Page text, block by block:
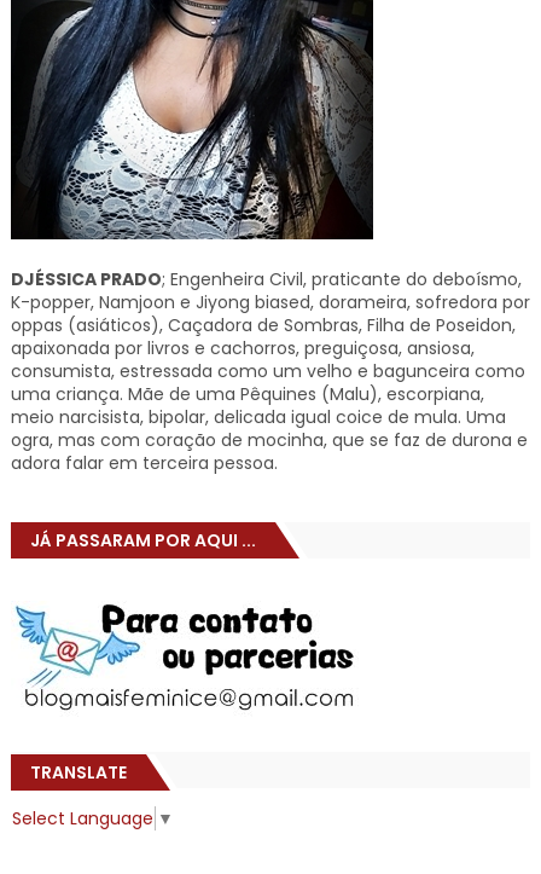
DJÉSSICA PRADO; Engenheira Civil, praticante do deboísmo,
K-popper, Namjoon e Jiyong biased, dorameira, sofredora por
oppas (asiáticos), Caçadora de Sombras, Filha de Poseidon,
apaixonada por livros e cachorros, preguiçosa, ansiosa,
consumista, estressada como um velho e bagunceira como
uma criança. Mãe de uma Pêquines (Malu), escorpiana,
meio narcisista, bipolar, delicada igual coice de mula. Uma
ogra, mas com coração de mocinha, que se faz de durona e
adora falar em terceira pessoa.
JÁ PASSARAM POR AQUI ...
TRANSLATE
Select Language ▼